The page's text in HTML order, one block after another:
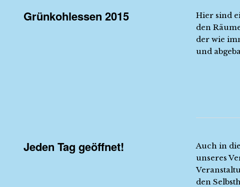
Grünkohlessen 2015
Hier sind
den
der wie
und
Jeden Tag geöffnet!
Auch in
unseres
den